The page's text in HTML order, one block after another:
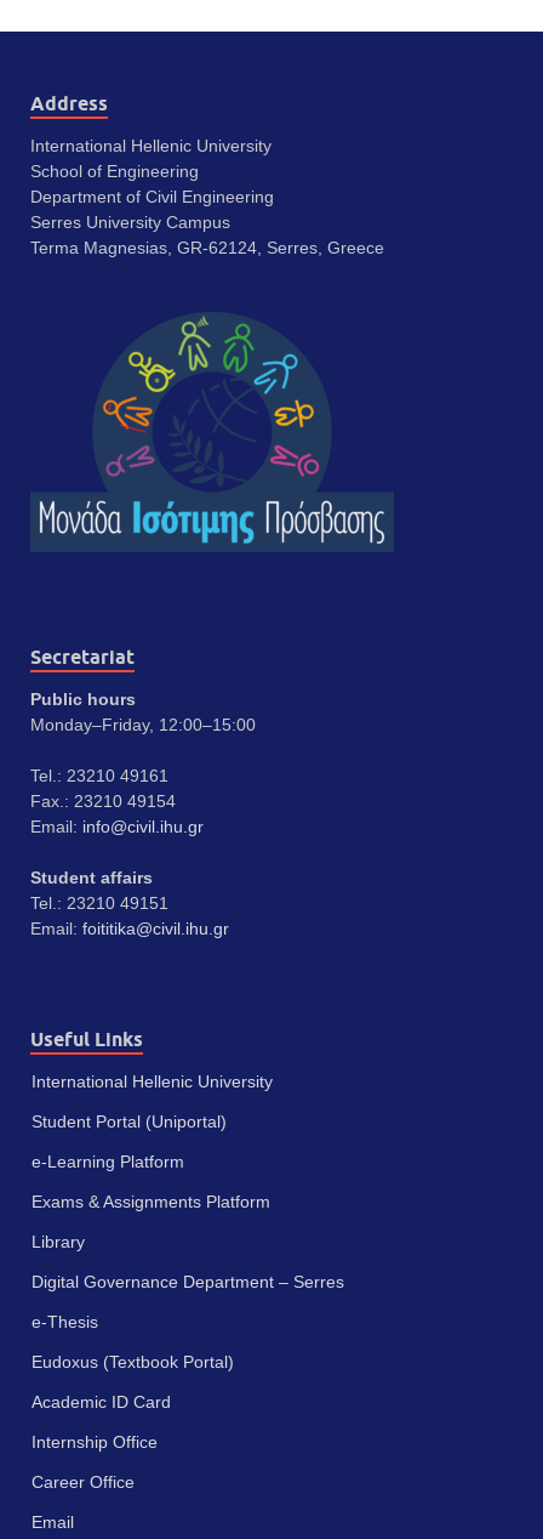
Address
International Hellenic University
School of Engineering
Department of Civil Engineering
Serres University Campus
Terma Magnesias, GR-62124, Serres, Greece
Secretariat
Public hours
Monday–Friday, 12:00–15:00
Tel.: 23210 49161
Fax.: 23210 49154
Email: info@civil.ihu.gr
Student affairs
Tel.: 23210 49151
Email: foititika@civil.ihu.gr
Useful Links
International Hellenic University
Student Portal (Uniportal)
e-Learning Platform
Exams & Assignments Platform
Library
Digital Governance Department – Serres
e-Thesis
Eudoxus (Textbook Portal)
Academic ID Card
Internship Office
Career Office
Email